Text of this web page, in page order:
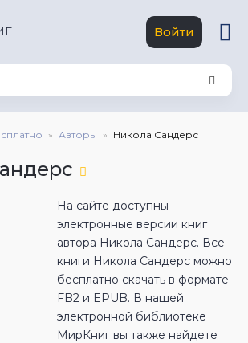
Войти
Авторы Никола Сандерс
На сайте доступны
электронные версии книг
автора Никола Сандерс. Все
книги Никола Сандерс можно
бесплатно скачать в формате
FB2 и EPUB. В нашей
электронной библиотеке
МирКниг вы также найдете